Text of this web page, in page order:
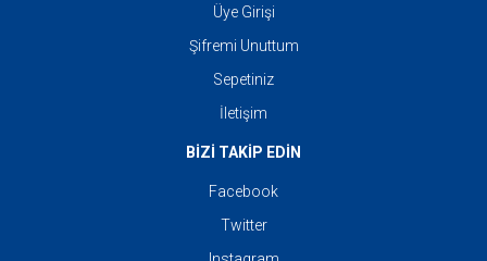
Üye Girişi
Şifremi Unuttum
Sepetiniz
İletişim
BİZİ TAKİP EDİN
Facebook
Twitter